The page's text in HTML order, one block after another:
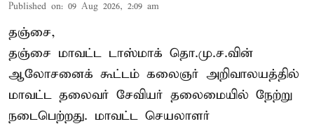
Published on: 09 Aug 2026, 2:09 am
தஞ்சை,
தஞ்சை மாவட்ட டாஸ்மாக் தொ.மு.ச.வின்
ஆலோசனைக் கூட்டம் கலைஞர் அறிவாலயத்தில்
மாவட்ட தலைவர் சேவியர் தலைமையில் நேற்று
நடைபெற்றது. மாவட்ட செயலாளர்